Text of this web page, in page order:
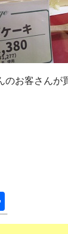
お客さんが
有